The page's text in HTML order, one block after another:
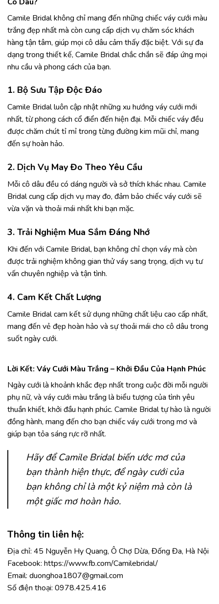
Camile Bridal không chỉ mang đến những chiếc váy cưới màu
trắng đẹp nhất mà còn cung cấp dịch vụ chăm sóc khách
hàng tận tâm, giúp mọi cô dâu cảm thấy đặc biệt. Với sự đa
dạng trong thiết kế, Camile Bridal chắc chắn sẽ đáp ứng mọi
nhu cầu và phong cách của bạn.
1. Bộ Sưu Tập Độc Đáo
Camile Bridal luôn cập nhật những xu hướng váy cưới mới
nhất, từ phong cách cổ điển đến hiện đại. Mỗi chiếc váy đều
được chăm chút tỉ mỉ trong từng đường kim mũi chỉ, mang
đến sự hoàn hảo.
2. Dịch Vụ May Đo Theo Yêu Cầu
Mỗi cô dâu đều có dáng người và sở thích khác nhau. Camile
Bridal cung cấp dịch vụ may đo, đảm bảo chiếc váy cưới sẽ
vừa vặn và thoải mái nhất khi bạn mặc.
3. Trải Nghiệm Mua Sắm Đáng Nhớ
Khi đến với Camile Bridal, bạn không chỉ chọn váy mà còn
được trải nghiệm không gian thử váy sang trọng, dịch vụ tư
vấn chuyên nghiệp và tận tình.
4. Cam Kết Chất Lượng
Camile Bridal cam kết sử dụng những chất liệu cao cấp nhất,
mang đến vẻ đẹp hoàn hảo và sự thoải mái cho cô dâu trong
suốt ngày cưới.
Lời Kết: Váy Cưới Màu Trắng – Khởi Đầu Của Hạnh Phúc
Ngày cưới là khoảnh khắc đẹp nhất trong cuộc đời mỗi người
phụ nữ, và váy cưới màu trắng là biểu tượng của tình yêu
thuần khiết, khởi đầu hạnh phúc. Camile Bridal tự hào là người
đồng hành, mang đến cho bạn chiếc váy cưới trong mơ và
giúp bạn tỏa sáng rực rỡ nhất.
Hãy để Camile Bridal biến ước mơ của
bạn thành hiện thực, để ngày cưới của
bạn không chỉ là một kỷ niệm mà còn là
một giấc mơ hoàn hảo.
Thông tin liên hệ:
Địa chỉ: 45 Nguyễn Hy Quang, Ô Chợ Dừa, Đống Đa, Hà Nội
Facebook: https://www.fb.com/Camilebridal/
Email: duonghoa1807@gmail.com
Số điện thoại: 0978.425.416